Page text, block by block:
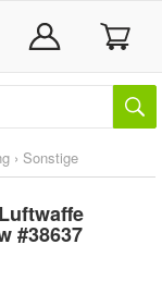
› Sonstige
#38637